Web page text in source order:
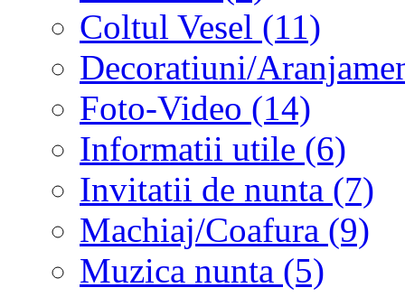
Coltul Vesel (11)
Decoratiuni/
Foto-Video (14)
Informatii utile (6)
Invitatii de nunta (7)
Machiaj/Coafura (9)
Muzica nunta (5)